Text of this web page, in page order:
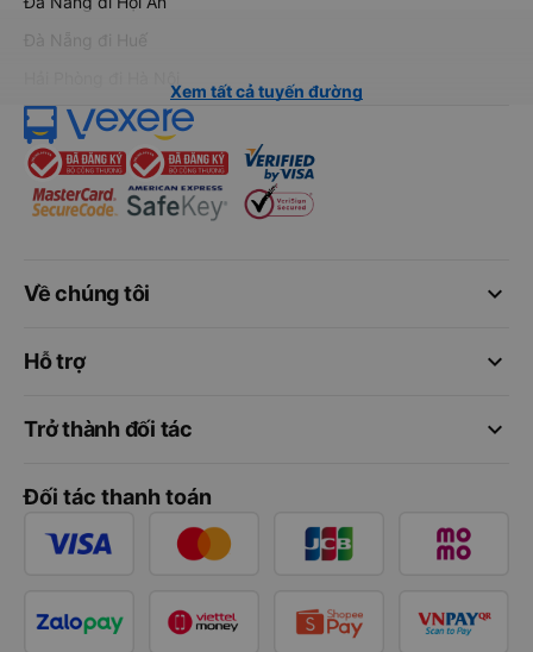
Đà Nẵng đi Huế
Xem tất cả tuyến đường
keyboard_arrow_down
Về chúng tôi
keyboard_arrow_down
Hỗ trợ
keyboard_arrow_down
Trở thành đối tác
Đối tác thanh toán